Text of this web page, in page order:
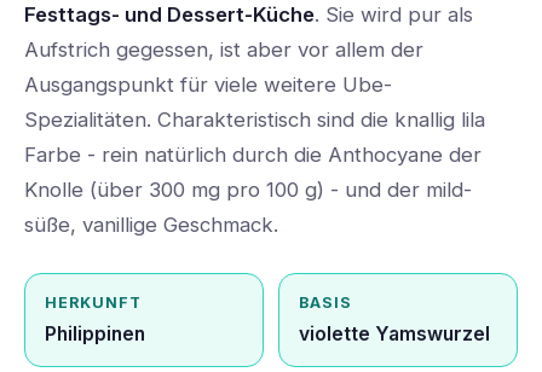
Festtags- und Dessert-Küche. Sie wird pur als
Aufstrich gegessen, ist aber vor allem der
Ausgangspunkt für viele weitere Ube-
Spezialitäten. Charakteristisch sind die knallig lila
Farbe - rein natürlich durch die Anthocyane der
Knolle (über 300 mg pro 100 g) - und der mild-
süße, vanillige Geschmack.
HERKUNFT
Philippinen
BASIS
violette Yamswurzel